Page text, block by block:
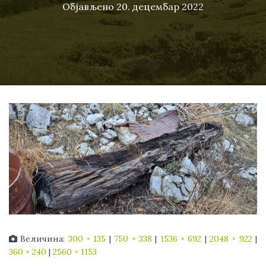
Објављено 20. децембар 2022
Величина: 300 × 135 | 750 × 338 | 1536 × 692 | 2048 × 922 |
360 × 240 | 2560 × 1153